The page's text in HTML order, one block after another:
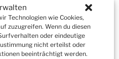
Technologien wie Cookies,
zuzugreifen. Wenn du diesen
oder eindeutige
nicht erteilst oder
beeinträchtigt werden.